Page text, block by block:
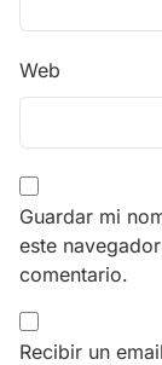
Web
Guardar mi
este
comentario.
Recibir un